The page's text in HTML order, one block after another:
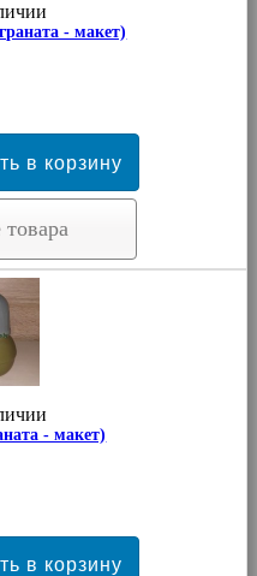
- макет)
- макет)